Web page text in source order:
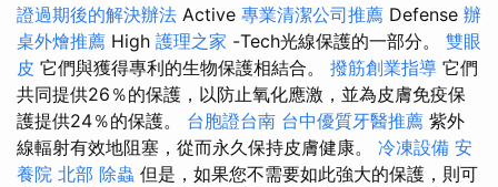
證過期後的解決辦法 Active 專業清潔公司推薦 Defense 辦
桌外燴推薦 High 護理之家 -Tech光線保護的一部分。 雙眼
皮 它們與獲得專利的生物保護相結合。 撥筋創業指導 它們
共同提供26％的保護，以防止氧化應激，並為皮膚免疫保
護提供24％的保護。 台胞證台南 台中優質牙醫推薦 紫外
線輻射有效地阻塞，從而永久保持皮膚健康。 冷凍設備 安
養院 北部 除蟲 但是，如果您不需要如此強大的保護，則可